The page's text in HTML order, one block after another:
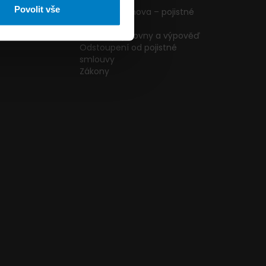
Povolit vše
Pojištění domova – pojistné
podmínky
Změna pojišťovny a výpověď
Odstoupení od pojistné
smlouvy
Zákony